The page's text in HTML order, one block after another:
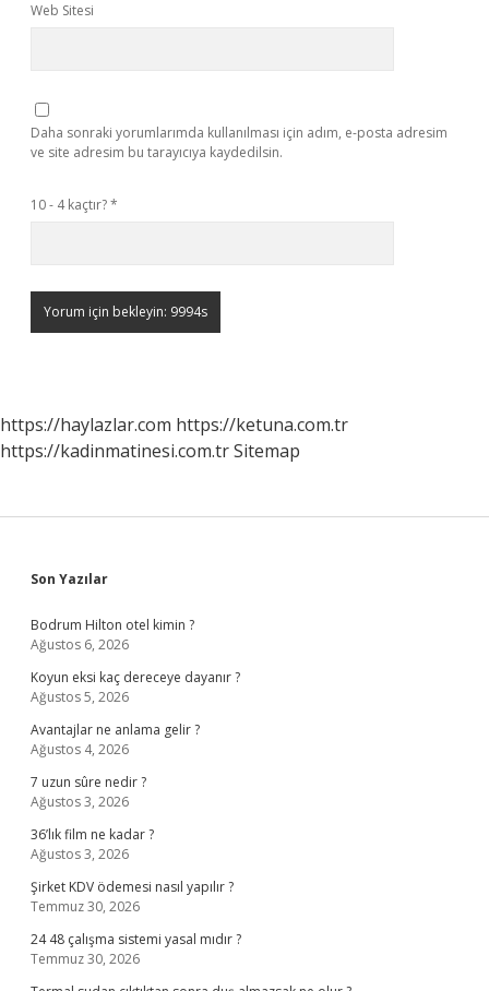
Web Sitesi
Daha sonraki yorumlarımda kullanılması için adım, e-posta adresim
ve site adresim bu tarayıcıya kaydedilsin.
10 - 4 kaçtır?*
https://haylazlar.com https://ketuna.com.tr
https://kadinmatinesi.com.trSitemap
Sidebar
Son Yazılar
Bodrum Hilton otel kimin ?
Ağustos 6, 2026
Koyun eksi kaç dereceye dayanır ?
Ağustos 5, 2026
Avantajlar ne anlama gelir ?
Ağustos 4, 2026
7 uzun sûre nedir ?
Ağustos 3, 2026
36’lık film ne kadar ?
Ağustos 3, 2026
Şirket KDV ödemesi nasıl yapılır ?
Temmuz 30, 2026
24 48 çalışma sistemi yasal mıdır ?
Temmuz 30, 2026